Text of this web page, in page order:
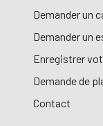
Demander un
Demander un
Enregistrer
Demande de
Contact